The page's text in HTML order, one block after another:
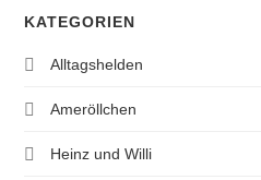
KATEGORIEN
Alltagshelden
Ameröllchen
Heinz und Willi